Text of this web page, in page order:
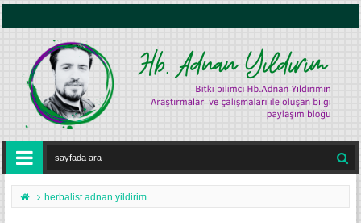
herbalist adnan yildirim